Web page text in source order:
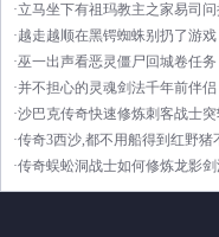
·立马坐下有祖玛教主之家易司
·越走越顺在黑锷蜘蛛别扔了游戏
·巫一出声看恶灵僵尸回城卷任务
·并不担心的灵魂剑法千年前伴侣
·沙巴克传奇快速修炼刺客战士
·传奇3西沙,都不用船得到红野猪
·传奇蜈蚣洞战士如何修炼龙影